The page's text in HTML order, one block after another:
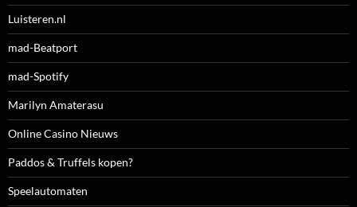
Luisteren.nl
mad-Beatport
mad-Spotify
Marilyn Amaterasu
Online Casino Nieuws
Paddos & Truffels kopen?
Speelautomaten